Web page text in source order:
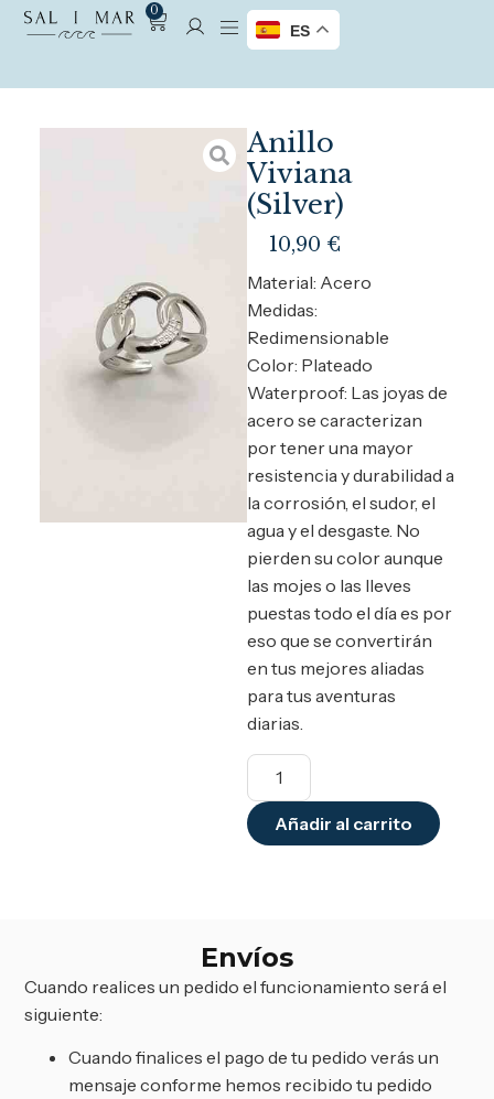
0
ES
Anillo
Viviana
(Silver)
10,90 €
Material: Acero
Medidas:
Redimensionable
Color: Plateado
Waterproof: Las joyas de
acero se caracterizan
por tener una mayor
resistencia y durabilidad a
la corrosión, el sudor, el
agua y el desgaste. No
pierden su color aunque
las mojes o las lleves
puestas todo el día es por
eso que se convertirán
en tus mejores aliadas
para tus aventuras
diarias.
Añadir al carrito
Envíos
Cuando realices un pedido el funcionamiento será el
siguiente:
Cuando finalices el pago de tu pedido verás un
mensaje conforme hemos recibido tu pedido